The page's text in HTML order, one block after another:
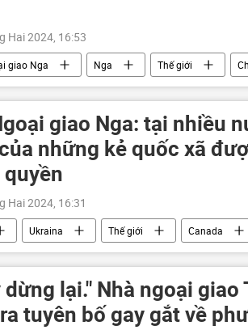
Hai 2024, 16:53
giao Nga Nga Thế giới
giao Nga: tại nhiều
những kẻ quốc xã
Hai 2024, 16:31
Ukraina Thế giới Canada
Chính trị
dừng lại." Nhà ngoại giao
tuyên bố gay gắt về